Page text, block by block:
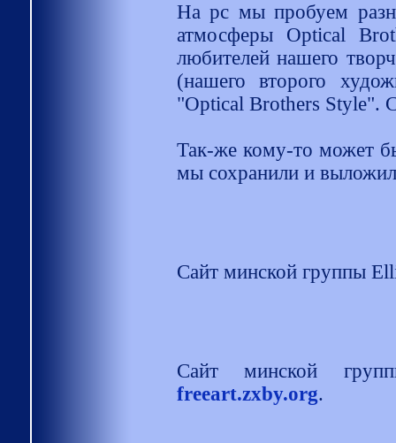
На pc мы пробуем
атмосферы Optical
любителей нашего
(нашего второго
"Optical Brothers Style".
Так-же кому-то может
мы сохранили и
Сайт минской группы
Сайт минской
freeart.zxby.org.